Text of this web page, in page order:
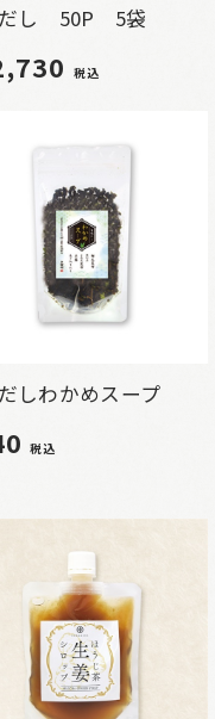
し 50P 5袋
税込
しわかめスープ
税込